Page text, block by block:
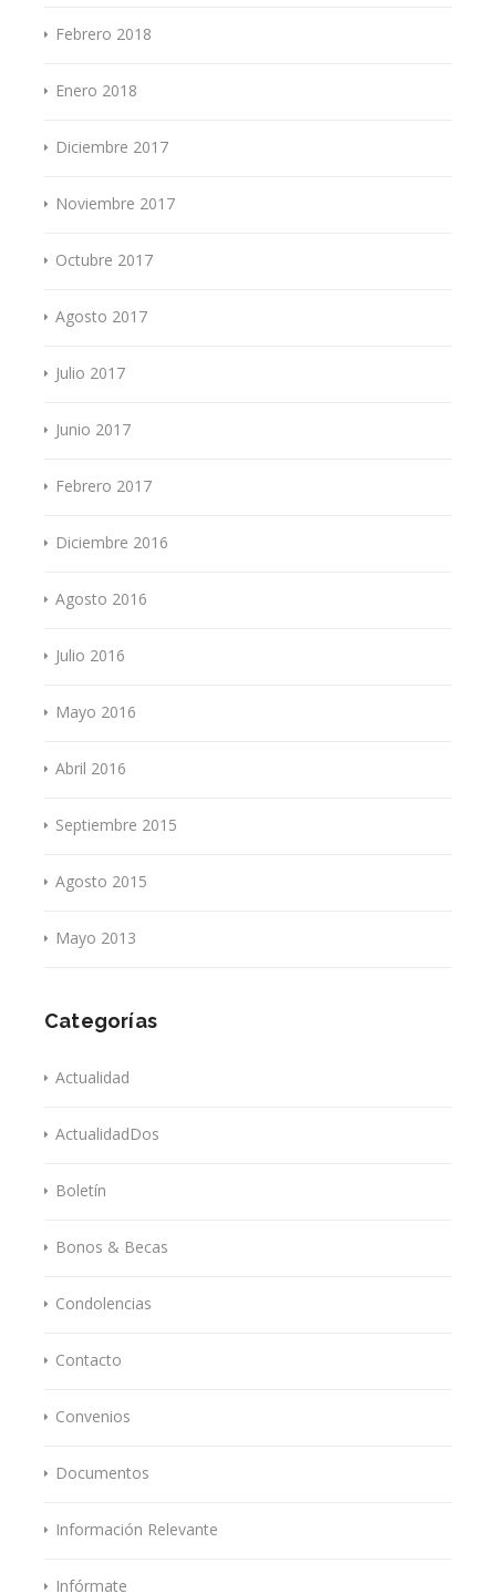
Febrero 2018
Enero 2018
Diciembre 2017
Noviembre 2017
Octubre 2017
Agosto 2017
Julio 2017
Junio 2017
Febrero 2017
Diciembre 2016
Agosto 2016
Julio 2016
Mayo 2016
Abril 2016
Septiembre 2015
Agosto 2015
Mayo 2013
Categorías
Actualidad
ActualidadDos
Boletín
Bonos & Becas
Condolencias
Contacto
Convenios
Documentos
Información Relevante
Infórmate